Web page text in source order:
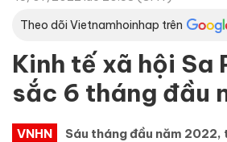
Theo dõi Vietnamhoinhap trên
Kinh tế xã hội Sa
sắc 6 tháng đầu
VNHN
Sáu tháng đầu năm 2022,